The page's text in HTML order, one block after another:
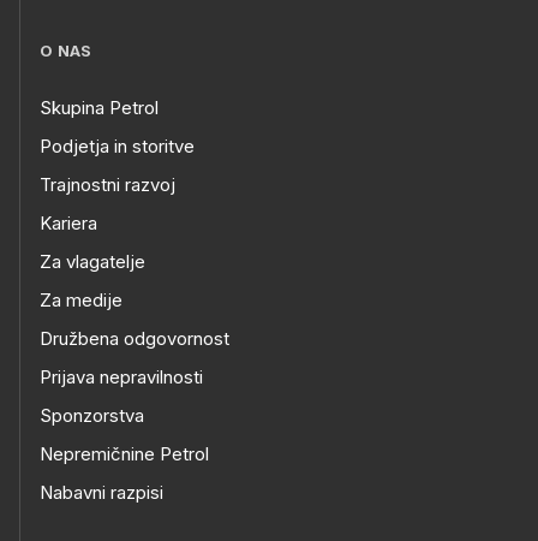
O NAS
Skupina Petrol
Podjetja in storitve
Trajnostni razvoj
Kariera
Za vlagatelje
Za medije
Družbena odgovornost
Prijava nepravilnosti
Sponzorstva
Nepremičnine Petrol
Nabavni razpisi